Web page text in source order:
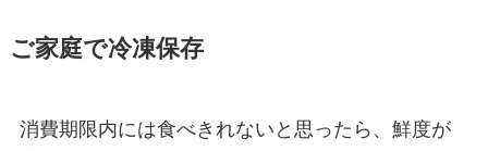
ご家庭で冷凍保存
消費期限内には食べきれないと思ったら、鮮度が